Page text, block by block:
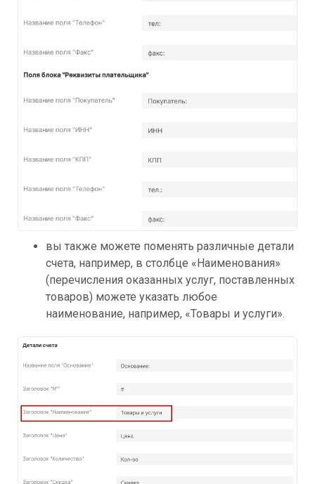
вы также можете поменять различные детали
счета, например, в столбце «Наименования»
(перечисления оказанных услуг, поставленных
товаров) можете указать любое
наименование, например, «Товары и услуги».